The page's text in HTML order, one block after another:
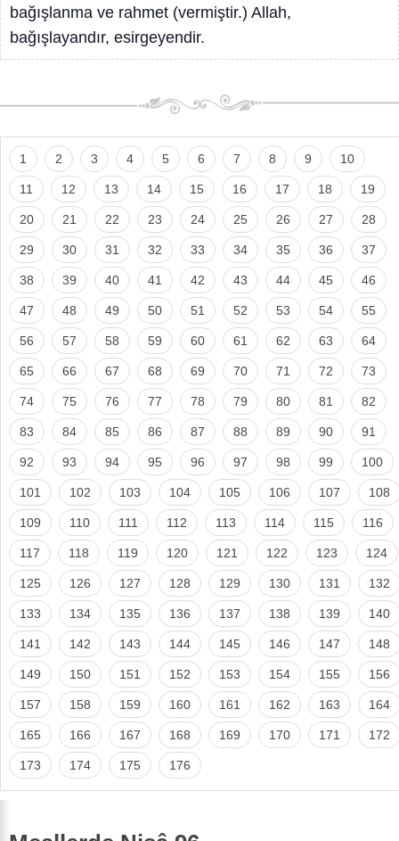
bağışlanma ve rahmet (vermiştir.) Allah,
bağışlayandır, esirgeyendir.
1 2 3 4 5 6 7 8 9 10
11 12 13 14 15 16 17 18 19
20 21 22 23 24 25 26 27 28
29 30 31 32 33 34 35 36 37
38 39 40 41 42 43 44 45 46
47 48 49 50 51 52 53 54 55
56 57 58 59 60 61 62 63 64
65 66 67 68 69 70 71 72 73
74 75 76 77 78 79 80 81 82
83 84 85 86 87 88 89 90 91
92 93 94 95 96 97 98 99 100
101 102 103 104 105 106 107 108
109 110 111 112 113 114 115 116
117 118 119 120 121 122 123 124
125 126 127 128 129 130 131 132
133 134 135 136 137 138 139 140
141 142 143 144 145 146 147 148
149 150 151 152 153 154 155 156
157 158 159 160 161 162 163 164
165 166 167 168 169 170 171 172
173 174 175 176